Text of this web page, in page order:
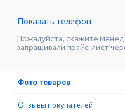
☎+7(843)572-05-50
Показать телефон
Пожалуйста, скажите
запрашивали прайс-лист
Фото товаров
Отзывы покупателей